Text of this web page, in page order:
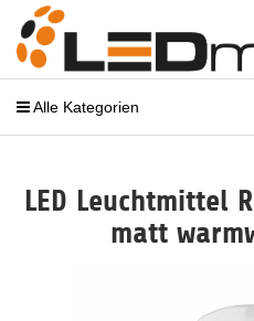
Alle Kategorien
LED Leuchtmittel
matt